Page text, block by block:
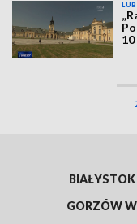
BIAŁYSTOK
GORZÓW